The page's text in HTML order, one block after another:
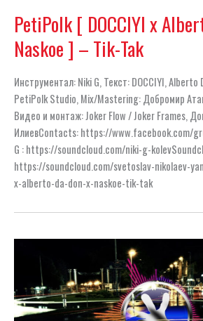
PetiPolk [ DOCCIYI x
Naskoe ] – Tik-Tak
Инструментал: Niki G, Текст: DOCCIYI, Alberto
PetiPolk Studio, Mix/Mastering: Добромир
Видео и монтаж: Joker Flow / Joker Frames,
ИлиевContacts: https://www.facebook.com/
G : https://soundcloud.com/niki-g-
https://soundcloud.com/svetoslav-nikolaev-
x-alberto-da-don-x-naskoe-tik-tak